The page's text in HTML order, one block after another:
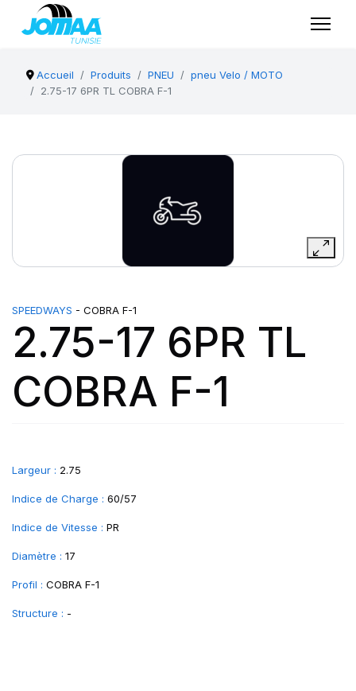
Accueil Produits PNEU
pneu Velo / MOTO
2.75-17 6PR TL COBRA F-1
SPEEDWAYS - COBRA F-1
2.75-17 6PR TL
COBRA F-1
Largeur : 2.75
Indice de Charge : 60/57
Indice de Vitesse : PR
Diamètre : 17
Profil : COBRA F-1
Structure : -